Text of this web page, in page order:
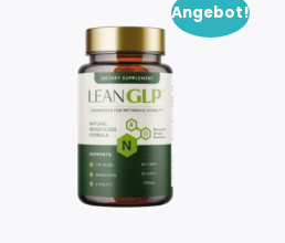
Angebot!